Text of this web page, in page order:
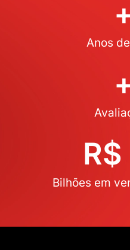
Anos
Bilhões em
R$